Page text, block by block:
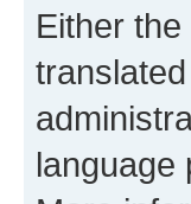
Either
language